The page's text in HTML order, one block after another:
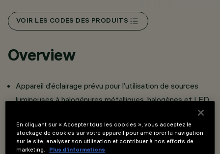
VOIR LES CODES DES PRODUITS
Overview
Appareil d’éclairage prévu pour l’utilisation de sources
lumineuses à halogénures métalliques, halogènes et LED.
prévue à cet effet.
Il se compose d’un groupe optique et porte-composants
En cliquant sur « Accepter tous les cookies », vous acceptez le
stockage de cookies sur votre appareil pour améliorer la navigation
sur le site, analyser son utilisation et contribuer à nos efforts de
marketing.
Plus d’informations